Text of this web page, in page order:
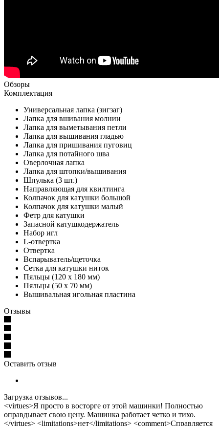
Обзоры
Комплектация
Универсальная лапка (зигзаг)
Лапка для вшивания молнии
Лапка для выметывания петли
Лапка для вышивания гладью
Лапка для пришивания пуговиц
Лапка для потайного шва
Оверлочная лапка
Лапка для штопки/вышивания
Шпулька (3 шт.)
Направляющая для квилтинга
Колпачок для катушки большой
Колпачок для катушки малый
Фетр для катушки
Запасной катушкодержатель
Набор игл
L‑отвертка
Отвертка
Вспарыватель/щеточка
Сетка для катушки ниток
Пяльцы (120 x 180 мм)
Пяльцы (50 x 70 мм)
Вышивальная игольная пластина
Отзывы
Оставить отзыв
Загрузка отзывов...
<virtues>Я просто в восторге от этой машинки! Полностью
оправдывает свою цену. Машинка работает четко и тихо.
</virtues> <limitations>нет</limitations> <comment>Справляется